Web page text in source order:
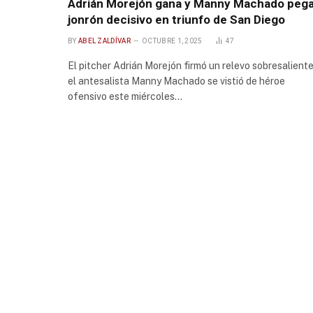
Adrián Morejón gana y Manny Machado
jonrón decisivo en triunfo de San Diego
BY ABEL ZALDÍVAR OCTUBRE 1, 2025 47
El pitcher Adrián Morejón firmó un relevo
el antesalista Manny Machado se vistió de héroe
ofensivo este miércoles…